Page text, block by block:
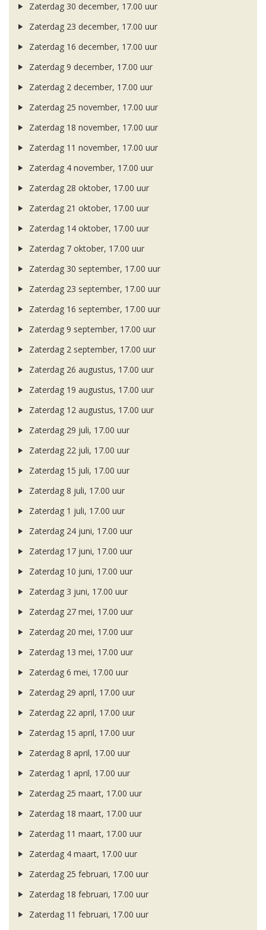
Zaterdag 30 december, 17.00 uur
Zaterdag 23 december, 17.00 uur
Zaterdag 16 december, 17.00 uur
Zaterdag 9 december, 17.00 uur
Zaterdag 2 december, 17.00 uur
Zaterdag 25 november, 17.00 uur
Zaterdag 18 november, 17.00 uur
Zaterdag 11 november, 17.00 uur
Zaterdag 4 november, 17.00 uur
Zaterdag 28 oktober, 17.00 uur
Zaterdag 21 oktober, 17.00 uur
Zaterdag 14 oktober, 17.00 uur
Zaterdag 7 oktober, 17.00 uur
Zaterdag 30 september, 17.00 uur
Zaterdag 23 september, 17.00 uur
Zaterdag 16 september, 17.00 uur
Zaterdag 9 september, 17.00 uur
Zaterdag 2 september, 17.00 uur
Zaterdag 26 augustus, 17.00 uur
Zaterdag 19 augustus, 17.00 uur
Zaterdag 12 augustus, 17.00 uur
Zaterdag 29 juli, 17.00 uur
Zaterdag 22 juli, 17.00 uur
Zaterdag 15 juli, 17.00 uur
Zaterdag 8 juli, 17.00 uur
Zaterdag 1 juli, 17.00 uur
Zaterdag 24 juni, 17.00 uur
Zaterdag 17 juni, 17.00 uur
Zaterdag 10 juni, 17.00 uur
Zaterdag 3 juni, 17.00 uur
Zaterdag 27 mei, 17.00 uur
Zaterdag 20 mei, 17.00 uur
Zaterdag 13 mei, 17.00 uur
Zaterdag 6 mei, 17.00 uur
Zaterdag 29 april, 17.00 uur
Zaterdag 22 april, 17.00 uur
Zaterdag 15 april, 17.00 uur
Zaterdag 8 april, 17.00 uur
Zaterdag 1 april, 17.00 uur
Zaterdag 25 maart, 17.00 uur
Zaterdag 18 maart, 17.00 uur
Zaterdag 11 maart, 17.00 uur
Zaterdag 4 maart, 17.00 uur
Zaterdag 25 februari, 17.00 uur
Zaterdag 18 februari, 17.00 uur
Zaterdag 11 februari, 17.00 uur